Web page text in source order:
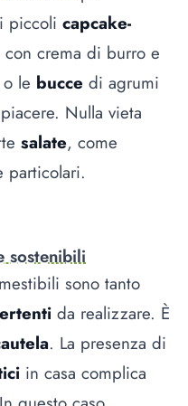
piccoli capcake-
crema di burro e
le bucce di agrumi
Nulla vieta
salate, come
particolari.
sostenibili
sono tanto
da realizzare. È
. La presenza di
in casa complica